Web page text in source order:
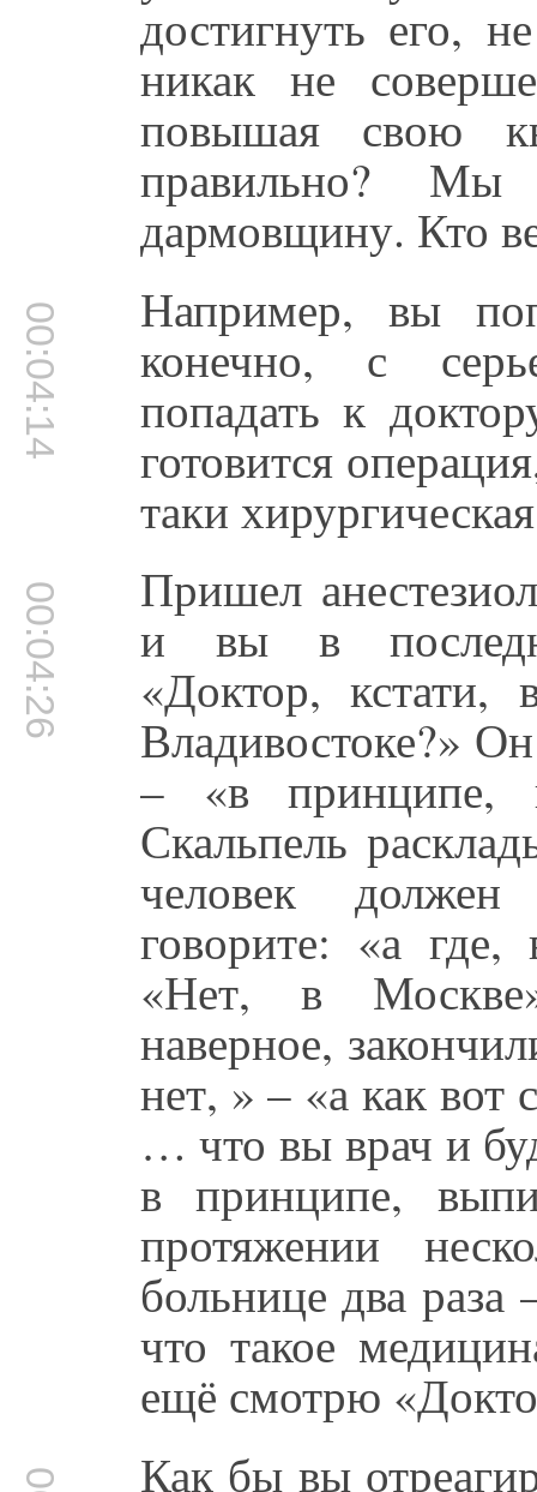
достигнуть его,
никак не
повышая свою
правильно?
дармовщину. Кто
00:04:14 Например, вы
конечно, с
попадать к
готовится
таки
00:04:26 Пришел
и вы в
«Доктор,
Владивостоке?»
– «в принципе,
Скальпель
человек
говорите: «а
«Нет, в
наверное,
нет, » – «а как вот
… что вы врач и
в принципе,
протяжении
больнице два
что такое
ещё смотрю
Как бы вы